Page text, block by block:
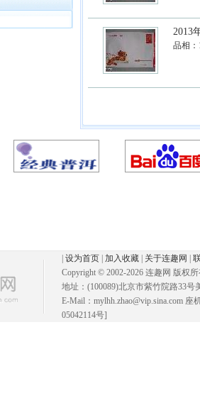
2013
品相：
设为首页 加入收藏 关于连趣网
Copyright © 2002-2026 连趣网 版权
地址：(100089)北京市紫竹院路33号
E-Mail：mylhh.zhao@vip.sina.com
05042114号]